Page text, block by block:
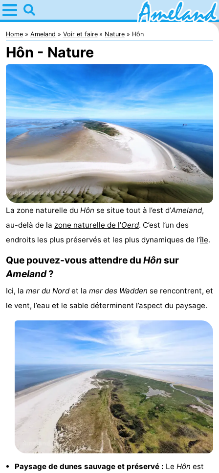
Home
Ameland
Astuces
Avec
les
enfants
Villages
Nature
Passer
la
nuit
Appartements
-
Ameland
Campings
d'hôtes
Chaumières
-
Boomhiemke
Landal
Ameland
Hôtels
minutes
Plages
Voir
faire
Lieux
d'intérêt
Musées
Home Ameland Voir et faire Nature Hôn
Hôn - Nature
La zone naturelle du Hôn se situe tout à l’est d’Ameland,
au-delà de la zone naturelle de l’Oerd. C’est l’un des
endroits les plus préservés et les plus dynamiques de l’île.
Que pouvez-vous attendre du Hôn sur
Ameland?
Ici, la mer du Nordet la mer des Wadden se rencontrent, et
le vent, l’eau et le sable déterminent l’aspect du paysage.
Paysage de dunes sauvage et préservé : Le Hôn est